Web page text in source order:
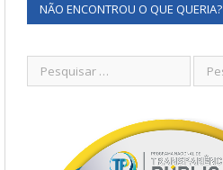
NÃO ENCONTROU O QUE QUERIA?